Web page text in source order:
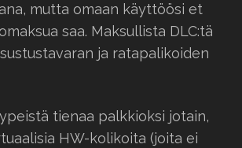
mutta omaan käyttöösi et
saa. Maksullista DLC:tä
ja ratapalikoiden
tienaa palkkioksi jotain,
HW-kolikoita (joita ei